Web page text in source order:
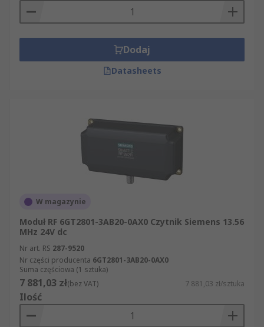
Dodaj
Datasheets
W magazynie
Moduł RF 6GT2801-3AB20-0AX0 Czytnik Siemens 13.56
MHz 24V dc
Nr art. RS 287-9520
Nr części producenta 6GT2801-3AB20-0AX0
Suma częściowa (1 sztuka)
7 881,03 zł(bez VAT) 7 881,03 zł/sztuka
Ilość